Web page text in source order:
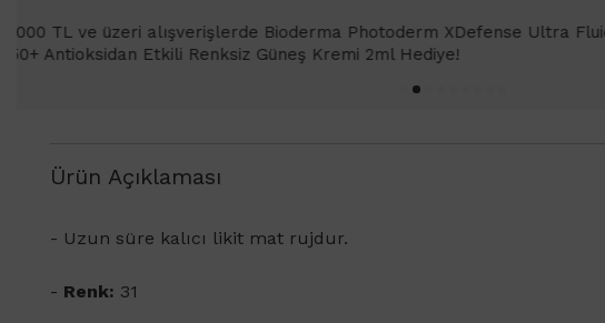
1000 TL ve üzeri alışverişlerinizde Bioderma
SPF 50+ Antioksidan Renkli Güneş Kremi Light 2ml
Ürün Açıklaması
- Uzun süre kalıcı likit mat rujdur.
- Renk: 31